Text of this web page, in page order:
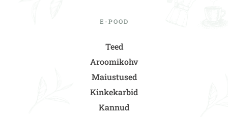
E-POOD
Teed
Aroomikohv
Maiustused
Kinkekarbid
Kannud